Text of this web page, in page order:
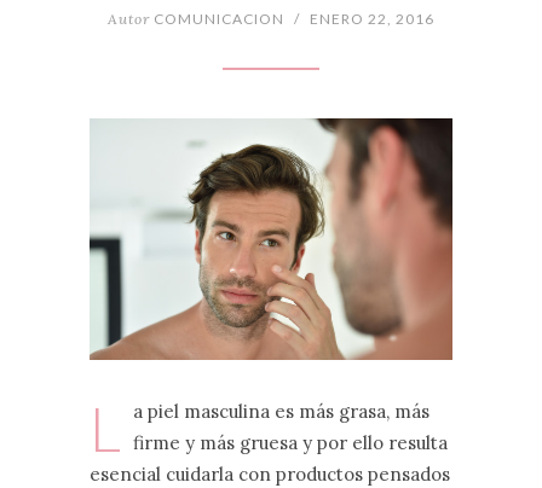
Autor COMUNICACION / ENERO 22, 2016
L
a piel masculina es más grasa, más
firme y más gruesa y por ello resulta
esencial cuidarla con productos pensados